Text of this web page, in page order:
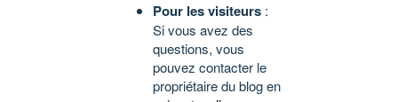
Pour les visiteurs :
Si vous avez des
questions, vous
pouvez contacter le
propriétaire du blog en